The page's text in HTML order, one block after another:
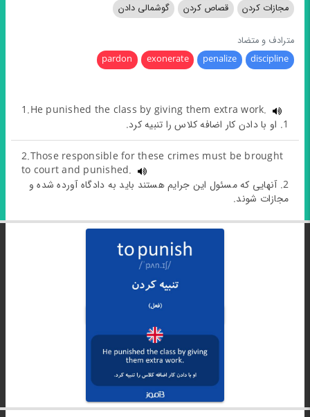
مجازات کردن
قصاص کردن گوشمالی دادن
مترادف و متضاد
discipline
penalize
exonerate
pardon
1.He punished the class by giving them extra work.
1. او با دادن کار اضافه کلاس را تنبیه کرد.
2.Those responsible for these crimes must be brought
to court and punished.
2. آنهایی که مسئول این جرایم هستند باید به دادگاه آورده شده و
مجازات شوند.